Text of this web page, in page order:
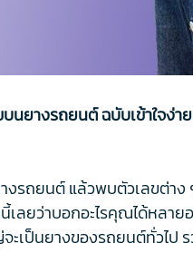
ยางรถยนต์ ฉบับเข้าใจง่า
รถยนต์ แล้วพบตัวเลขต่า
เลยว่าบอกอะไรคุณได้หล
จะเป็นยางของรถยนต์ทั่วไป